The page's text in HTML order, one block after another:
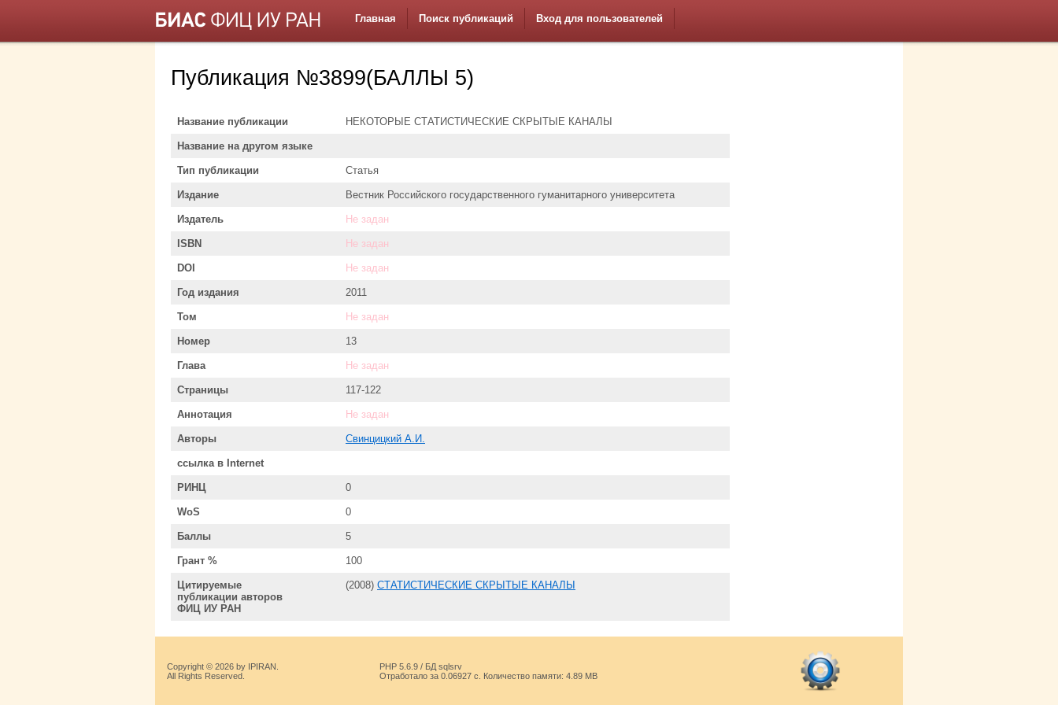
Главная Поиск публикаций Вход для пользователей
Публикация №3899(БАЛЛЫ 5)
Название публикации НЕКОТОРЫЕ СТАТИСТИЧЕСКИЕ СКРЫТЫЕ КАНАЛЫ
Название на другом языке
Тип публикации Статья
Издание Вестник Российского государственного гуманитарного университета
Издатель Не задан
ISBN Не задан
DOI Не задан
Год издания 2011
Том Не задан
Номер 13
Глава Не задан
Страницы 117-122
Аннотация Не задан
Авторы Свинцицкий А.И.
ссылка в Internet
РИНЦ 0
WoS 0
Баллы 5
Грант % 100
Цитируемые
публикации авторов
ФИЦ ИУ РАН
(2008) СТАТИСТИЧЕСКИЕ СКРЫТЫЕ КАНАЛЫ
Copyright © 2026 by IPIRAN.
All Rights Reserved.
PHP 5.6.9 / БД sqlsrv
Отработало за 0.06927 с. Количество памяти: 4.89 MB